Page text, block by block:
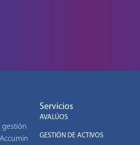
gestión
Servicios
AVALÚOS
GESTIÓN DE ACTIVOS